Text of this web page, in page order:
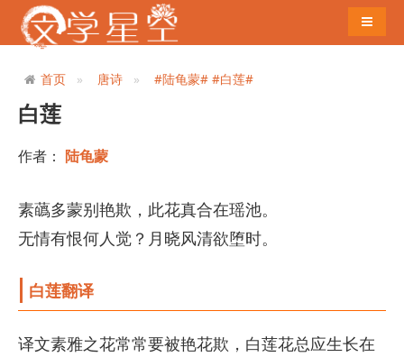
导航切
首页 唐诗 #陆龟蒙# #白莲#
白莲
作者： 陆龟蒙
素蘤多蒙别艳欺，此花真合在瑶池。
无情有恨何人觉？月晓风清欲堕时。
白莲翻译
译文素雅之花常常要被艳花欺，白莲花总应生长在